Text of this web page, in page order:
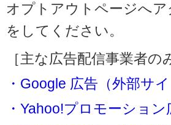
オプトアウトページへ
をしてください。
［主な広告配信事業者の
・Google 広告（外部サ
・Yahoo!プロモーショ